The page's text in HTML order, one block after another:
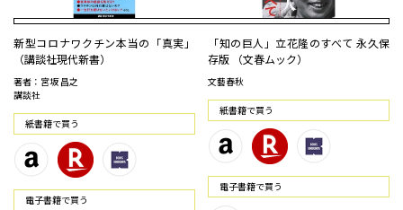
新型コロナワクチン本当の「真実」
（講談社現代新書）
著者：宮坂 昌之
講談社
紙書籍で買う
電⼦書籍で買う
「知の巨人」立花隆のすべて 永久保
存版 （文春ムック）
文藝春秋
紙書籍で買う
電⼦書籍で買う